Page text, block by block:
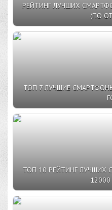
РЕЙТИНГ ЛУЧШИХ
(ПО
ТОП 7 ЛУЧШИЕ
ТОП 10 РЕЙТИНГ ЛУЧШИХ